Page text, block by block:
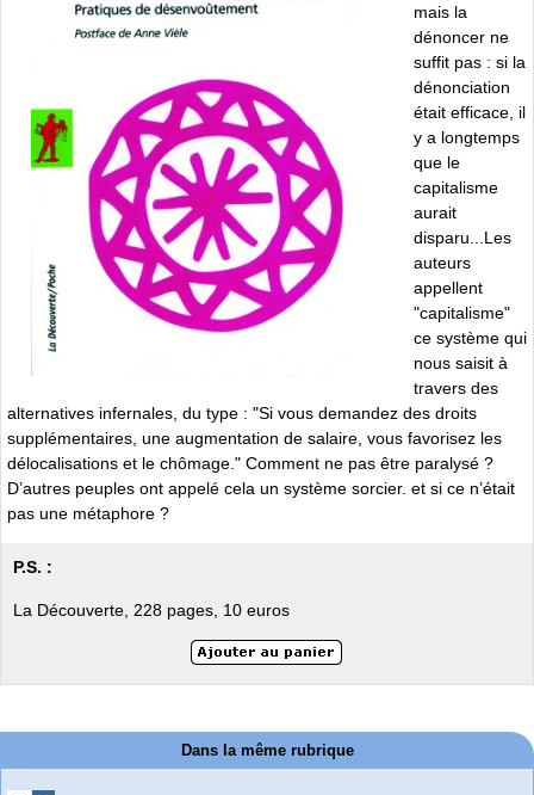
mais la
dénoncer ne
suffit pas : si la
dénonciation
était efficace, il
y a longtemps
que le
capitalisme
aurait
disparu...Les
auteurs
appellent
"capitalisme"
ce système qui
nous saisit à
travers des
alternatives infernales, du type : "Si vous demandez des droits
supplémentaires, une augmentation de salaire, vous favorisez les
délocalisations et le chômage." Comment ne pas être paralysé ?
D’autres peuples ont appelé cela un système sorcier. et si ce n’était
pas une métaphore ?
P.S. :
La Découverte, 228 pages, 10 euros
Dans la même rubrique